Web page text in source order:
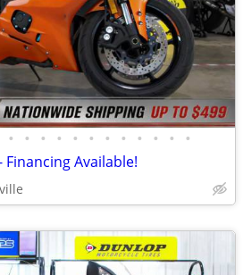
• • • • • • • • • • • •
Financing Available!